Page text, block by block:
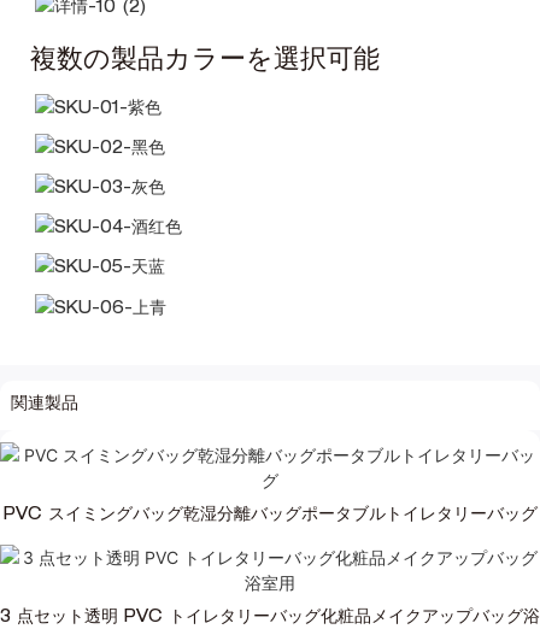
複数の製品カラーを選択可能
関連製品
PVC スイミングバッグ乾湿分離バッグポータブルトイレタリーバッグ
3 点セット透明 PVC トイレタリーバッグ化粧品メイクアップバッグ浴